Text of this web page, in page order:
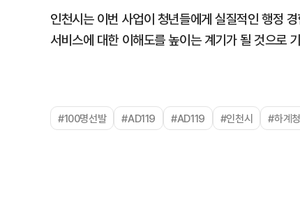
인천시는 이번 사업이 청년들에게 실질적인 행정
서비스에 대한 이해도를 높이는 계기가 될 것으로
#100명선발 #AD119 #AD119 #인천시 #하계